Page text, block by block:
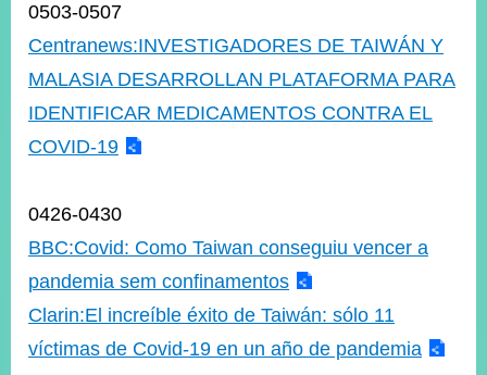
Minister's
Mailbox
Fan
Page
LINE
Twitter)
YouTube
RSS
Accessibility
Security
Policy
0503-0507
Centranews:INVESTIGADORES DE TAIWÁN Y
MALASIA DESARROLLAN PLATAFORMA PARA
IDENTIFICAR MEDICAMENTOS CONTRA EL
COVID-19
0426-0430
BBC:Covid: Como Taiwan conseguiu vencer a
pandemia sem confinamentos
Clarin:El increíble éxito de Taiwán: sólo 11
víctimas de Covid-19 en un año de pandemia